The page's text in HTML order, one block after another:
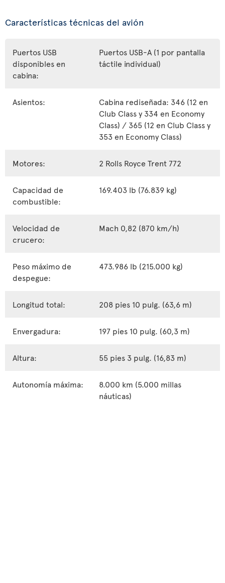
Características técnicas del avión
Puertos USB
disponibles en
cabina:
Puertos USB-A (1 por pantalla
táctile individual)
Asientos:
Cabina rediseñada: 346 (12 en
Club Class y 334 en Economy
Class) / 365 (12 en Club Class y
353 en Economy Class)
Motores: 2 Rolls Royce Trent 772
Capacidad de
combustible:
169.403 lb (76.839 kg)
Velocidad de
crucero:
Mach 0,82 (870 km/h)
Peso máximo de
despegue:
473.986 lb (215.000 kg)
Longitud total: 208 pies 10 pulg. (63,6 m)
Envergadura: 197 pies 10 pulg. (60,3 m)
Altura: 55 pies 3 pulg. (16,83 m)
Autonomía máxima:
8.000 km (5.000 millas
náuticas)